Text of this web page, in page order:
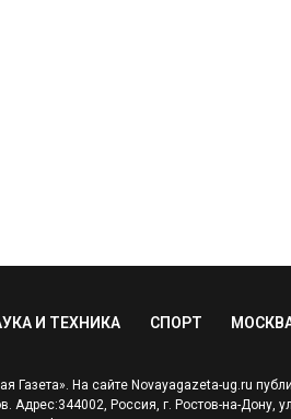
И ТЕХНИКА СПОРТ
На сайте Novayagazeta-ug.ru
Адрес:344002, Россия, г. Ростов-на-Дону,